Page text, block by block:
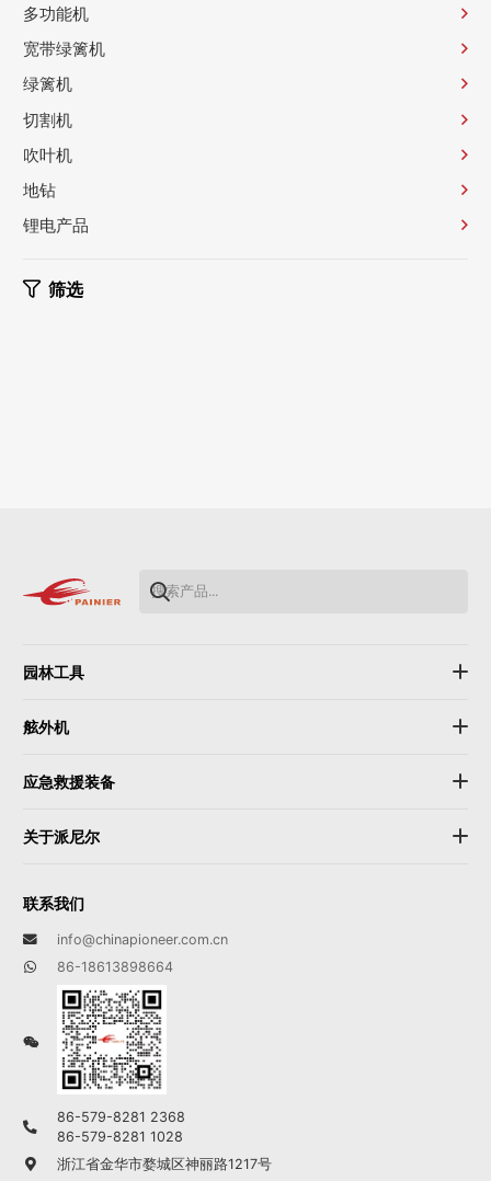
多功能机
宽带绿篱机
绿篱机
切割机
吹叶机
地钻
锂电产品
筛选
园林工具
舷外机
应急救援装备
关于派尼尔
联系我们
info@chinapioneer.com.cn
86-18613898664
86-579-8281 2368
86-579-8281 1028
浙江省金华市婺城区神丽路1217号